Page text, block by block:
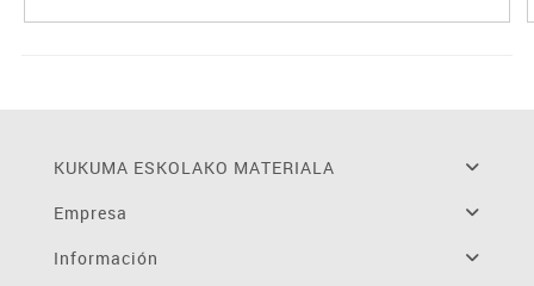
KUKUMA ESKOLAKO MATERIALA
Empresa
Información